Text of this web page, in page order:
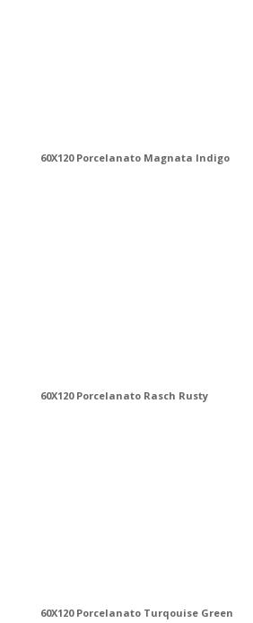
60X120 Porcelanato Magnata Indigo
60X120 Porcelanato Rasch Rusty
60X120 Porcelanato Turqouise Green